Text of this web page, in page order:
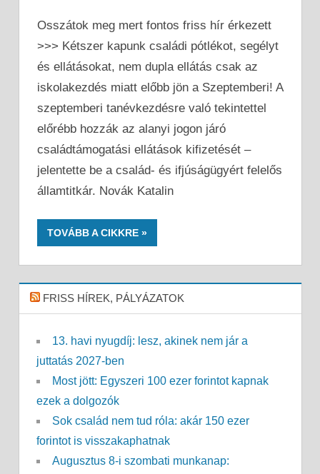
Osszátok meg mert fontos friss hír érkezett
>>> Kétszer kapunk családi pótlékot, segélyt
és ellátásokat, nem dupla ellátás csak az
iskolakezdés miatt előbb jön a Szeptemberi! A
szeptemberi tanévkezdésre való tekintettel
előrébb hozzák az alanyi jogon járó
családtámogatási ellátások kifizetését –
jelentette be a család- és ifjúságügyért felelős
államtitkár. Novák Katalin
TOVÁBB A CIKKRE
FRISS HÍREK, PÁLYÁZATOK
13. havi nyugdíj: lesz, akinek nem jár a
juttatás 2027-ben
Most jött: Egyszeri 100 ezer forintot kapnak
ezek a dolgozók
Sok család nem tud róla: akár 150 ezer
forintot is visszakaphatnak
Augusztus 8-i szombati munkanap: